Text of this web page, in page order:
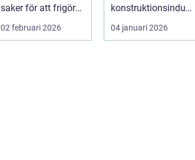
saker för att frigöra
värde som bara
02 februari 2026
konstruktionsindust
rin. Den anv&...
04 januari 2026